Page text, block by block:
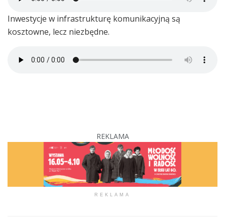
Inwestycje w infrastrukturę komunikacyjną są
kosztowne, lecz niezbędne.
REKLAMA
REKLAMA